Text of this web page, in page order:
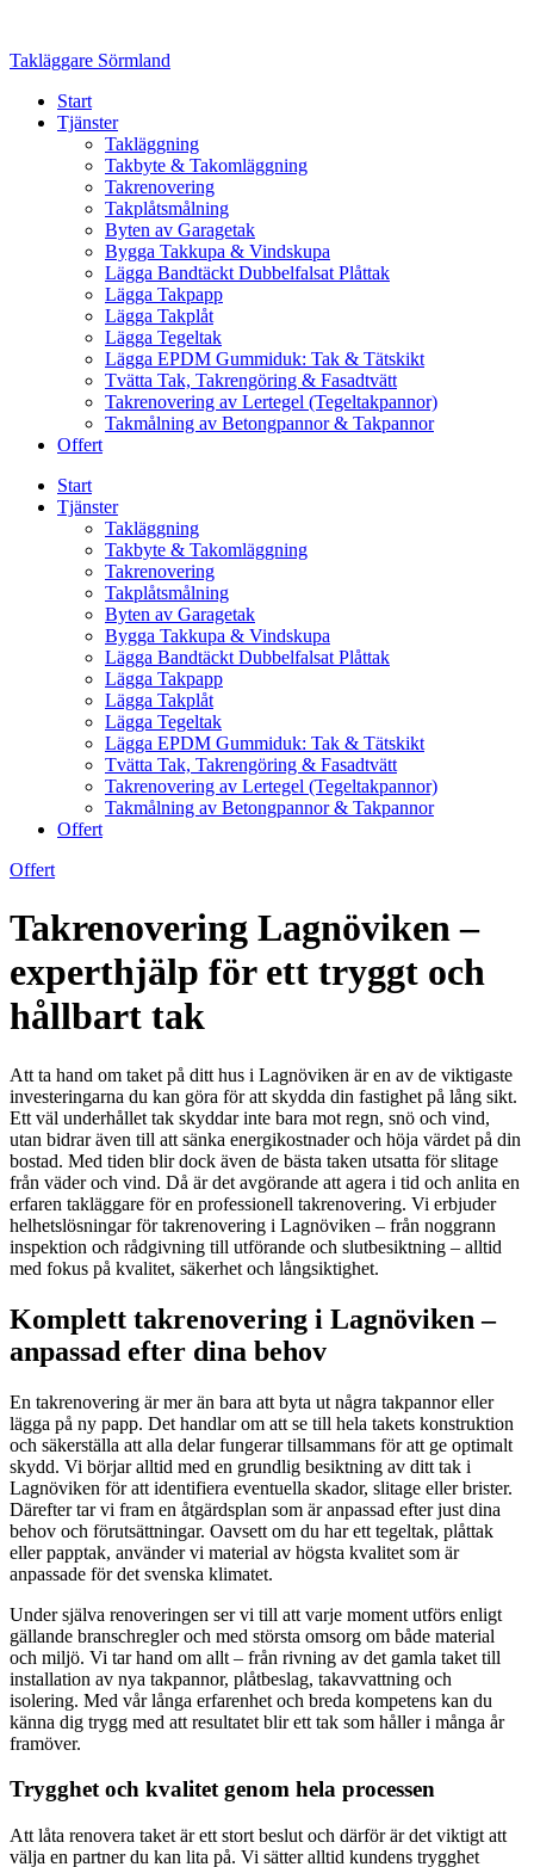
content
Takläggare Sörmland
Start
Tjänster
Takläggning
Takbyte & Takomläggning
Takrenovering
Takplåtsmålning
Byten av Garagetak
Bygga Takkupa & Vindskupa
Lägga Bandtäckt Dubbelfalsat Plåttak
Lägga Takpapp
Lägga Takplåt
Lägga Tegeltak
Lägga EPDM Gummiduk: Tak & Tätskikt
Tvätta Tak, Takrengöring & Fasadtvätt
Takrenovering av Lertegel (Tegeltakpannor)
Takmålning av Betongpannor & Takpannor
Offert
Start
Tjänster
Takläggning
Takbyte & Takomläggning
Takrenovering
Takplåtsmålning
Byten av Garagetak
Bygga Takkupa & Vindskupa
Lägga Bandtäckt Dubbelfalsat Plåttak
Lägga Takpapp
Lägga Takplåt
Lägga Tegeltak
Lägga EPDM Gummiduk: Tak & Tätskikt
Tvätta Tak, Takrengöring & Fasadtvätt
Takrenovering av Lertegel (Tegeltakpannor)
Takmålning av Betongpannor & Takpannor
Offert
Offert
Takrenovering Lagnöviken –
experthjälp för ett tryggt och
hållbart tak
Att ta hand om taket på ditt hus i Lagnöviken är en av de viktigaste
investeringarna du kan göra för att skydda din fastighet på lång sikt.
Ett väl underhållet tak skyddar inte bara mot regn, snö och vind,
utan bidrar även till att sänka energikostnader och höja värdet på din
bostad. Med tiden blir dock även de bästa taken utsatta för slitage
från väder och vind. Då är det avgörande att agera i tid och anlita en
erfaren takläggare för en professionell takrenovering. Vi erbjuder
helhetslösningar för takrenovering i Lagnöviken – från noggrann
inspektion och rådgivning till utförande och slutbesiktning – alltid
med fokus på kvalitet, säkerhet och långsiktighet.
Komplett takrenovering i Lagnöviken –
anpassad efter dina behov
En takrenovering är mer än bara att byta ut några takpannor eller
lägga på ny papp. Det handlar om att se till hela takets konstruktion
och säkerställa att alla delar fungerar tillsammans för att ge optimalt
skydd. Vi börjar alltid med en grundlig besiktning av ditt tak i
Lagnöviken för att identifiera eventuella skador, slitage eller brister.
Därefter tar vi fram en åtgärdsplan som är anpassad efter just dina
behov och förutsättningar. Oavsett om du har ett tegeltak, plåttak
eller papptak, använder vi material av högsta kvalitet som är
anpassade för det svenska klimatet.
Under själva renoveringen ser vi till att varje moment utförs enligt
gällande branschregler och med största omsorg om både material
och miljö. Vi tar hand om allt – från rivning av det gamla taket till
installation av nya takpannor, plåtbeslag, takavvattning och
isolering. Med vår långa erfarenhet och breda kompetens kan du
känna dig trygg med att resultatet blir ett tak som håller i många år
framöver.
Trygghet och kvalitet genom hela processen
Att låta renovera taket är ett stort beslut och därför är det viktigt att
välja en partner du kan lita på. Vi sätter alltid kundens trygghet